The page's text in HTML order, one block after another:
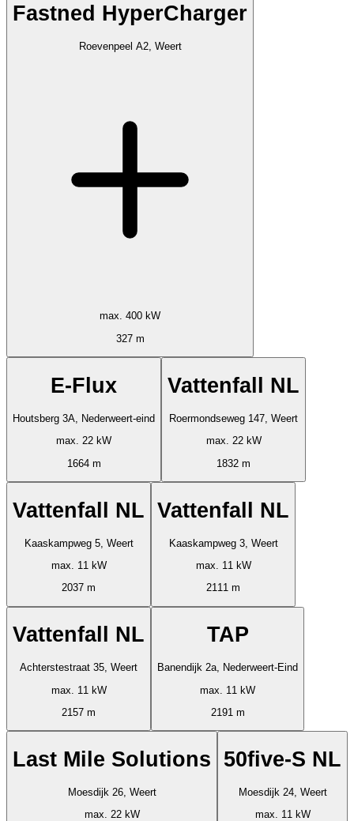
Fastned HyperCharger
Roevenpeel A2, Weert
max. 400 kW
327 m
E-Flux
Houtsberg 3A, Nederweert-eind
max. 22 kW
1664 m
Vattenfall NL
Roermondseweg 147, Weert
max. 22 kW
1832 m
Vattenfall NL
Kaaskampweg 5, Weert
max. 11 kW
2037 m
Vattenfall NL
Kaaskampweg 3, Weert
max. 11 kW
2111 m
Vattenfall NL
Achterstestraat 35, Weert
max. 11 kW
2157 m
TAP
Banendijk 2a, Nederweert-Eind
max. 11 kW
2191 m
Last Mile Solutions
Moesdijk 26, Weert
max. 22 kW
50five-S NL
Moesdijk 24, Weert
max. 11 kW